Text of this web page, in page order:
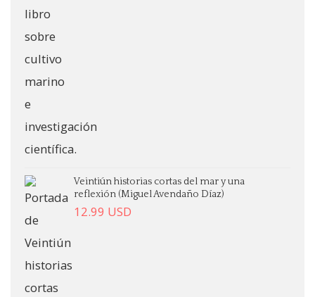
Veintiún historias cortas del mar y una
reflexión (Miguel Avendaño Díaz)
12.99 USD